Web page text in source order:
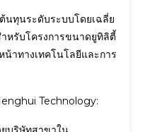
นทุนระดับระบบโดยเฉลี่ย
หรับโครงการขนาดยูทิลิตี้
น้าทางเทคโนโลยีและการ
Technology: